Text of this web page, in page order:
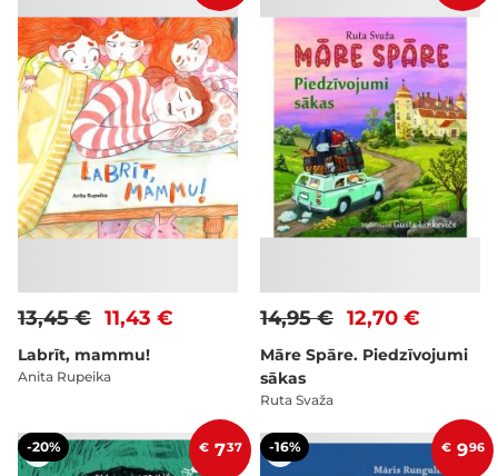
11,43 €
13,45 €
Labrīt, mammu!
Anita Rupeika
12,70 €
14,95 €
Māre Spāre. Piedzīvojumi
sākas
Ruta Svaža
-20% € 737 -16% € 996